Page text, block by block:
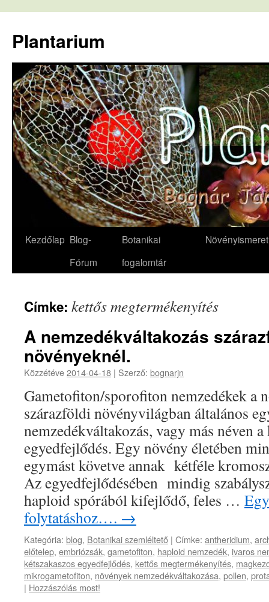
tartalomba
Plantarium
Kezdőlap Blog-
Fórum
Botanikai
fogalomtár
Növényismeret
Címke: kettős megtermékenyítés
A nemzedékváltakozás
növényeknél.
Közzétéve2014-04-18 | Szerző: bognarjn
Gametofiton/sporofiton nemzedékek a
szárazföldi növényvilágban általános
nemzedékváltakozás, vagy más néven a
egyedfejlődés. Egy növény életében
egymást követve annak kétféle
Az egyedfejlődésében mindig
haploid spórából kifejlődő, feles …
folytatáshoz…. →
Kategória: blog, Botanikai szemléltető | Címke: antheridium,
előtelep, embriózsák, gametofiton, haploid nemzedék, ivaros
kétszakaszos egyedfejlődés, kettős megtermékenyítés,
mikrogametofiton, növények nemzedékváltakozása, pollen,
| Hozzászólás most!